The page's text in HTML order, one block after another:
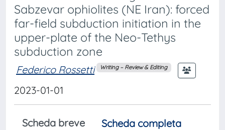
Sabzevar ophiolites (NE Iran): forced
far-field subduction initiation in the
upper-plate of the Neo-Tethys
subduction zone
Federico Rossetti Writing – Review & Editing
2023-01-01
Scheda breve
Scheda completa